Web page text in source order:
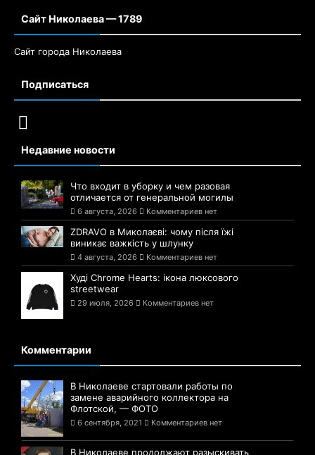
Сайт Николаева — 1789
Сайт города Николаева
Подписаться
Недавние новости
Что входит в уборку и чем разовая
отличается от генеральной могилы
6 августа, 2026 Комментариев нет
ZDRAVO в Миколаєві: чому після їжі
виникає важкість у шлунку
4 августа, 2026 Комментариев нет
Худі Chrome Hearts: ікона люксового
streetwear
29 июля, 2026 Комментариев нет
Комментарии
В Николаеве стартовали работы по
замене аварийного коллектора на
Флотской, — ФОТО
6 сентября, 2021 Комментариев нет
В Николаеве продолжают разыскивать